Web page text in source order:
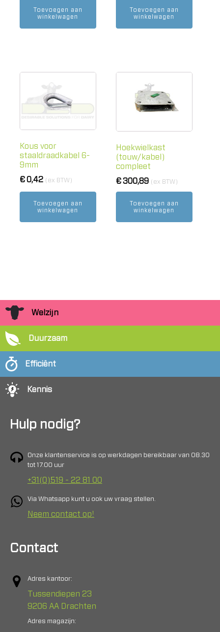
was:
is:
Toevoegen aan
winkelwagen
Toevoegen aan
winkelwagen
Kous voor
staaldraadkabel 6-
9mm
€0,42 (ex BTW)
Toevoegen aan
winkelwagen
Hoekwielkast
(touw/kabel)
compleet
€300,89 (ex BTW)
Toevoegen aan
winkelwagen
Welzijn
Duurzaam
Efficiënt
Kennis
Hulp nodig?
Onze klantenservice is op werkdagen bereikbaar van 08.30
tot 17.00 uur
+31(0)519 - 22 81 00
Via Whatsapp kunt u ook uw vraag stellen.
Neem contact op!
Contact
Adres kantoor:
Tussendiepen 23
9206 AA Drachten
Adres magazijn: